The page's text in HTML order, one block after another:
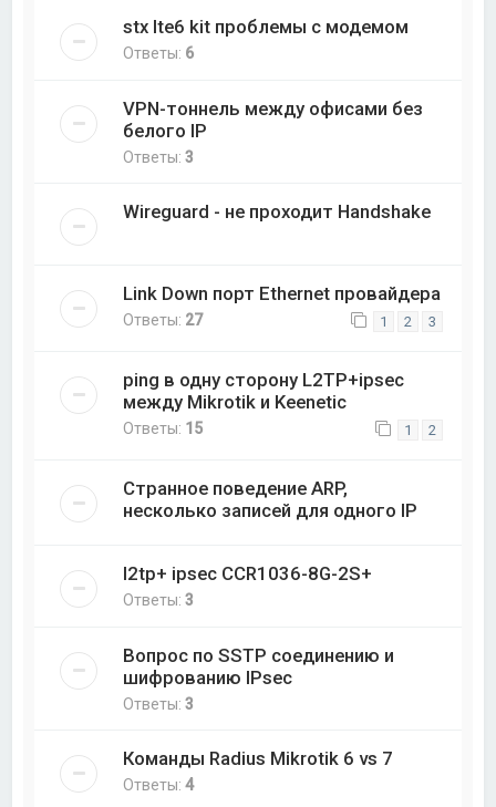
stx lte6 kit проблемы с модемом
Ответы: 6
VPN-тоннель между офисами без
белого IP
Ответы:3
Wireguard - не проходит Handshake
Link Down порт Ethernet провайдера
Ответы: 27 1 2 3
ping в одну сторону L2TP+ipsec
между Mikrotik и Keenetic
Ответы: 15 1 2
Странное поведение ARP,
несколько записей для одного IP
l2tp+ ipsec CCR1036-8G-2S+
Ответы:3
Вопрос по SSTP соединению и
шифрованию IPsec
Ответы:3
Команды Radius Mikrotik 6 vs 7
Ответы:4